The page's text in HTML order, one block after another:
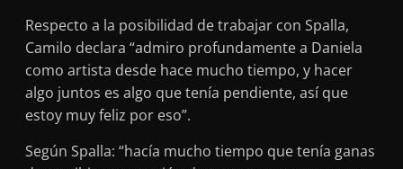
Respecto a la posibilidad de trabajar con Spalla,
Camilo declara “admiro profundamente a Daniela
como artista desde hace mucho tiempo, y hacer
algo juntos es algo que tenía pendiente, así que
estoy muy feliz por eso”.
Según Spalla: “hacía mucho tiempo que tenía ganas